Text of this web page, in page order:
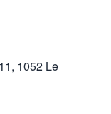
1052 Le